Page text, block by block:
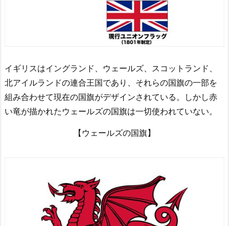
イギリスはイングランド、ウェールズ、スコットランド、
北アイルランドの連合王国であり、それらの国旗の一部を
組み合わせて現在の国旗がデザインされている。しかし赤
い竜が描かれたウェールズの国旗は一切使われていない。
【ウェールズの国旗】